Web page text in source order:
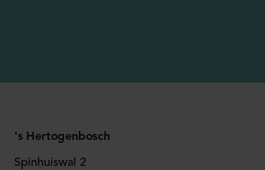
's Hertogenbosch
Spinhuiswal 2